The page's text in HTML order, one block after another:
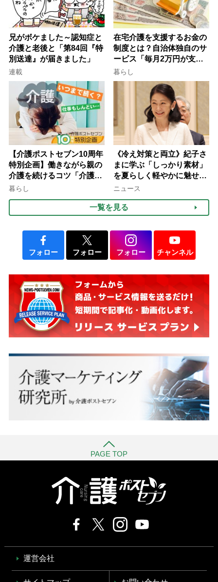
兄がボケました～認知症と
介護と老後と「第84回『特
別送達』が届きました」
連載
在宅介護を支援するお金の
制度とは？自治体独自のサ
ービス「毎月2万円が支給
される」ケースも【FP解
説】
暮らし
【介護ポストセブン10周年
特別企画】働きながら親の
介護を続けるコツ「介護は
10年以上続くことも…3つ
みよう」【社会福祉士解
説】
暮らし
《冷え対策と両立》紀子さ
まに学ぶ「しっかり素材」
を夏らしく軽やかに魅せる
3つの着こなし法則
ニュース
一覧を見る
フォロー フォロー フォロー チャンネル
PAGE TOP
運営会社